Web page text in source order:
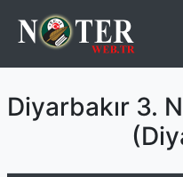
Diyarbakır 3.